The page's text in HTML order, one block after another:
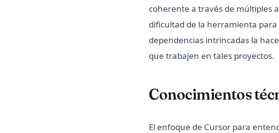
coherente a través de múltiples
dificultad de la herramienta
dependencias intrincadas la
que trabajen en tales proyectos.
Conocimientos
El enfoque de Cursor para